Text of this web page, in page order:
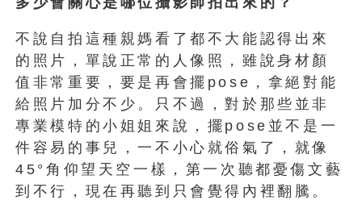
不說自拍這種親媽看了都不大能認得出來
的照片，單說正常的人像照，雖說身材顏
值非常重要，要是再會擺pose，拿絕對能
給照片加分不少。只不過，對於那些並非
專業模特的小姐姐來說，擺pose並不是一
件容易的事兒，一不小心就俗氣了，就像
45°角仰望天空一樣，第一次聽都憂傷文藝
到不行，現在再聽到只會覺得內裡翻騰。